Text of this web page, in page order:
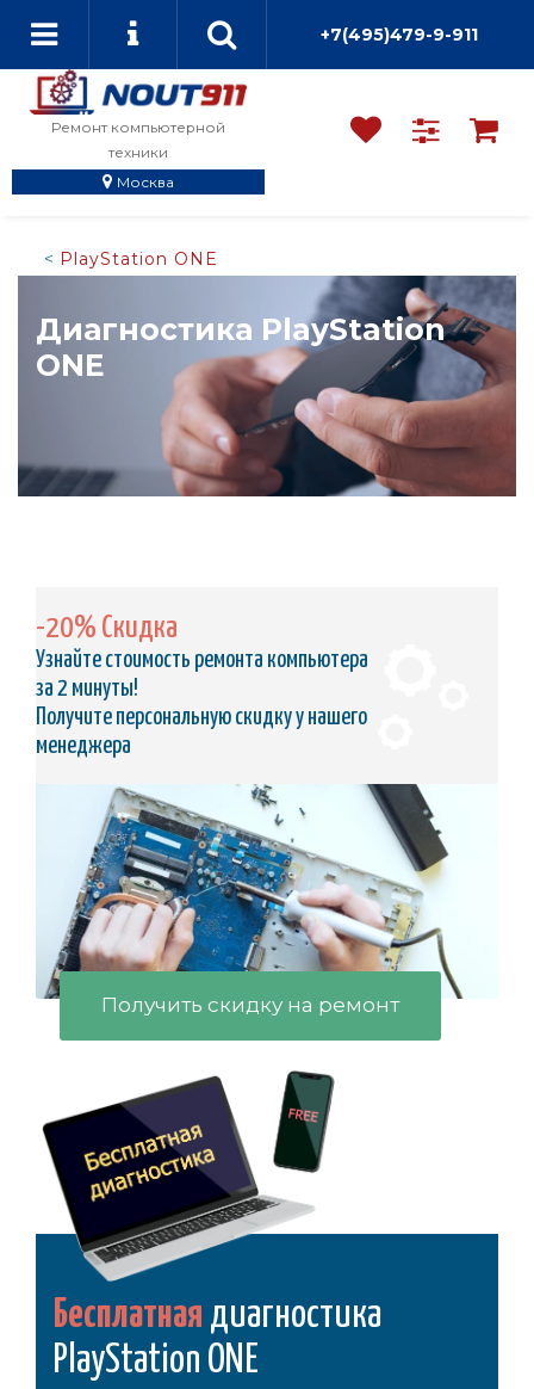
+7(495)479-9-911
Ремонт компьютерной
техники
Москва
PlayStation ONE
Диагностика PlayStation
ONE
-20% Скидка
Узнайте стоимость ремонта компьютера
за 2 минуты!
Получите персональную скидку у нашего
менеджера
Получить скидку на ремонт
Бесплатная диагностика
PlayStation ONE